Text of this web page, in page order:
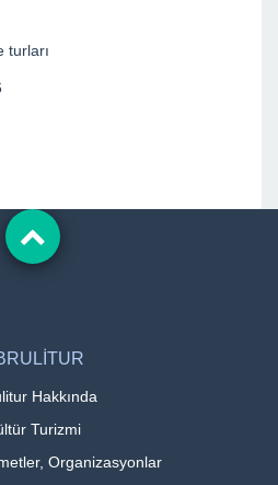
turları
Hakkında
Turizmi
Organizasyonlar